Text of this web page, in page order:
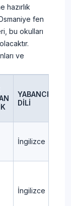
hazırlık
fen
bu okulları
ve
YABANCI
DİLİ
İngilizce
İngilizce